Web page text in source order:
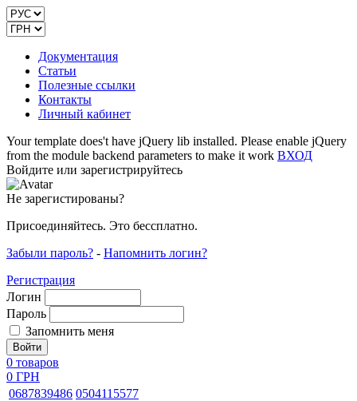
Документация
Статьи
Полезные ссылки
Контакты
Личный кабинет
Your template does't have jQuery lib installed. Please enable jQuery
from the module backend parameters to make it work ВХОД
Войдите или зарегистрируйтесь
Не зарегистированы?
Присоединяйтесь. Это бессплатно.
Забыли пароль? - Напомнить логин?
Регистрация
Логин
Пароль
Запомнить меня
0 товаров
0 ГРН
0687839486 0504115577